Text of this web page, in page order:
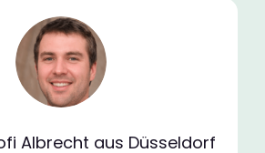
Albrecht aus Düsseldorf